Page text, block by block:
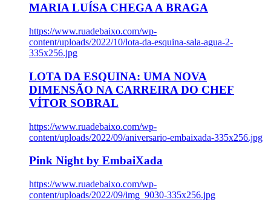
MARIA LUÍSA CHEGA A BRAGA
https://www.ruadebaixo.com/wp-
content/uploads/2022/10/lota-da-esquina-sala-agua-2-
335x256.jpg
LOTA DA ESQUINA: UMA NOVA
DIMENSÃO NA CARREIRA DO CHEF
VÍTOR SOBRAL
https://www.ruadebaixo.com/wp-
content/uploads/2022/09/aniversario-embaixada-335x256.jpg
Pink Night by EmbaiXada
https://www.ruadebaixo.com/wp-
content/uploads/2022/09/img_9030-335x256.jpg